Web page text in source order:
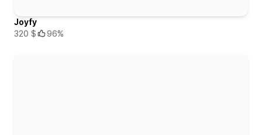
Joyfy
320 $
96%